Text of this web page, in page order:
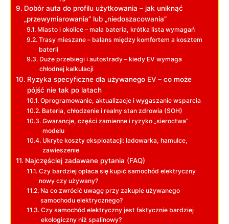
Dobór auta do profilu użytkowania – jak uniknąć
„przewymiarowania” lub „niedoszacowania”
Miasto i okolice – mała bateria, krótka lista wymagań
Trasy mieszane – balans między komfortem a kosztem
baterii
Duże przebiegi i autostrady – kiedy EV wymaga
chłodnej kalkulacji
Ryzyka specyficzne dla używanego EV – co może
pójść nie tak po latach
Oprogramowanie, aktualizacje i wygaszanie wsparcia
Bateria, chłodzenie i realny stan zdrowia (SOH)
Gwarancje, części zamienne i ryzyko „sieroctwa”
modelu
Ukryte koszty eksploatacji: ładowarka, hamulce,
zawieszenie
Najczęściej zadawane pytania (FAQ)
Czy bardziej opłaca się kupić samochód elektryczny
nowy czy używany?
Na co zwrócić uwagę przy zakupie używanego
samochodu elektrycznego?
Czy samochód elektryczny jest faktycznie bardziej
ekologiczny niż spalinowy?